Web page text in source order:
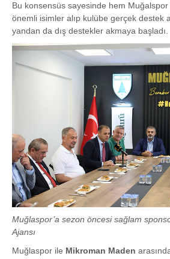
Bu konsensüs sayesinde hem
önemli isimler alıp kulübe gerçek destek
yandan da dış destekler akmaya başladı.
Muğlaspor’a sezon öncesi sağlam
Ajansı
Muğlaspor ile Mikroman Maden